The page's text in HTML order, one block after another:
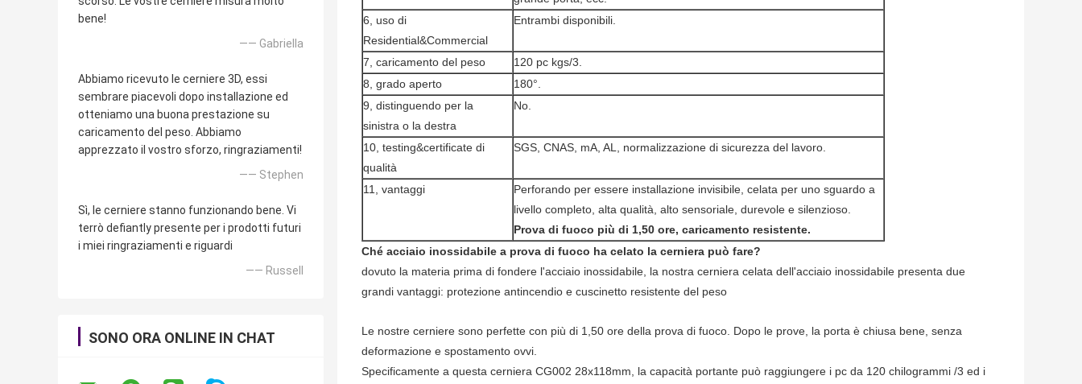
bene!
—— Gabriella
Abbiamo ricevuto le cerniere 3D, essi
sembrare piacevoli dopo installazione ed
otteniamo una buona prestazione su
caricamento del peso. Abbiamo
apprezzato il vostro sforzo, ringraziamenti!
—— Stephen
Sì, le cerniere stanno funzionando bene. Vi
terrò defiantly presente per i prodotti futuri
i miei ringraziamenti e riguardi
—— Russell
SONO ORA ONLINE IN CHAT
6, uso di
Residential&Commercial
Entrambi disponibili.
7, caricamento del peso
120 pc kgs/3.
8, grado aperto
180°.
9, distinguendo per la
sinistra o la destra
No.
10, testing&certificate di
qualità
SGS, CNAS, mA, AL, normalizzazione di sicurezza del lavoro.
11, vantaggi
Perforando per essere installazione invisibile, celata per uno sguardo a
livello completo, alta qualità, alto sensoriale, durevole e silenzioso.
Prova di fuoco più di 1,50 ore, caricamento resistente.
Ché acciaio inossidabile a prova di fuoco ha celato la cerniera può fare?
dovuto la materia prima di fondere l'acciaio inossidabile, la nostra cerniera celata dell'acciaio inossidabile presenta due
grandi vantaggi: protezione antincendio e cuscinetto resistente del peso
Le nostre cerniere sono perfette con più di 1,50 ore della prova di fuoco. Dopo le prove, la porta è chiusa bene, senza
deformazione e spostamento ovvi.
Specificamente a questa cerniera CG002 28x118mm, la capacità portante può raggiungere i pc da 120 chilogrammi /3 ed i